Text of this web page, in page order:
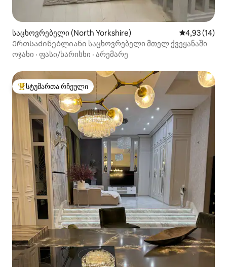
საცხოვრებელი (North Yorkshire) საშუალო
4,93 (14)
Ერთსაძინებლიანი საცხოვრებელი მთელ ქვეყანაში
ოჯახი · ფასი/ხარისხი · არემარე
სტუმართა რჩეული მოწინავე ვარიანტი
სტუმართა რჩეული